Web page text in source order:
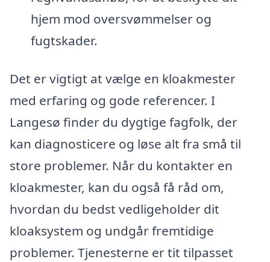
hjem mod oversvømmelser og
fugtskader.
Det er vigtigt at vælge en kloakmester
med erfaring og gode referencer. I
Langesø finder du dygtige fagfolk, der
kan diagnosticere og løse alt fra små til
store problemer. Når du kontakter en
kloakmester, kan du også få råd om,
hvordan du bedst vedligeholder dit
kloaksystem og undgår fremtidige
problemer. Tjenesterne er tit tilpasset